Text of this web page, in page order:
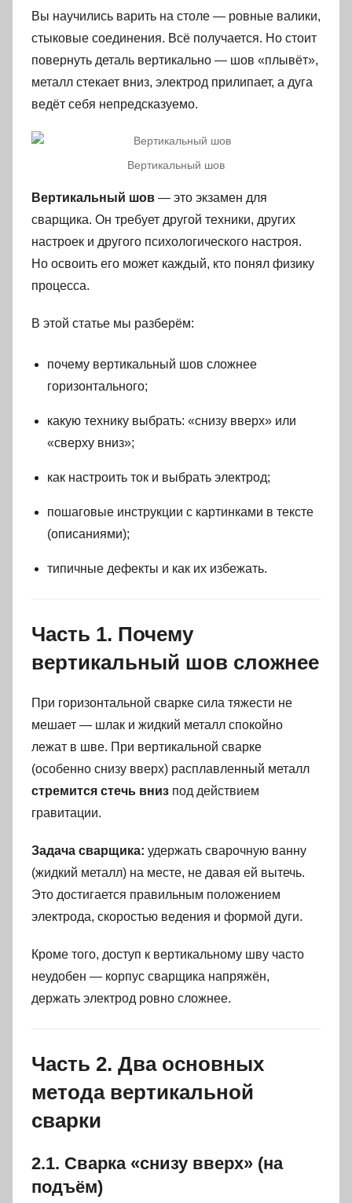
Вы научились варить на столе — ровные валики,
стыковые соединения. Всё получается. Но стоит
повернуть деталь вертикально — шов «плывёт»,
металл стекает вниз, электрод прилипает, а дуга
ведёт себя непредсказуемо.
Вертикальный шов
Вертикальный шов — это экзамен для
сварщика. Он требует другой техники, других
настроек и другого психологического настроя.
Но освоить его может каждый, кто понял физику
процесса.
В этой статье мы разберём:
почему вертикальный шов сложнее
горизонтального;
какую технику выбрать: «снизу вверх» или
«сверху вниз»;
как настроить ток и выбрать электрод;
пошаговые инструкции с картинками в тексте
(описаниями);
типичные дефекты и как их избежать.
Часть 1. Почему
вертикальный шов сложнее
При горизонтальной сварке сила тяжести не
мешает — шлак и жидкий металл спокойно
лежат в шве. При вертикальной сварке
(особенно снизу вверх) расплавленный металл
стремится стечь вниз под действием
гравитации.
Задача сварщика: удержать сварочную ванну
(жидкий металл) на месте, не давая ей вытечь.
Это достигается правильным положением
электрода, скоростью ведения и формой дуги.
Кроме того, доступ к вертикальному шву часто
неудобен — корпус сварщика напряжён,
держать электрод ровно сложнее.
Часть 2. Два основных
метода вертикальной
сварки
2.1. Сварка «снизу вверх» (на
подъём)